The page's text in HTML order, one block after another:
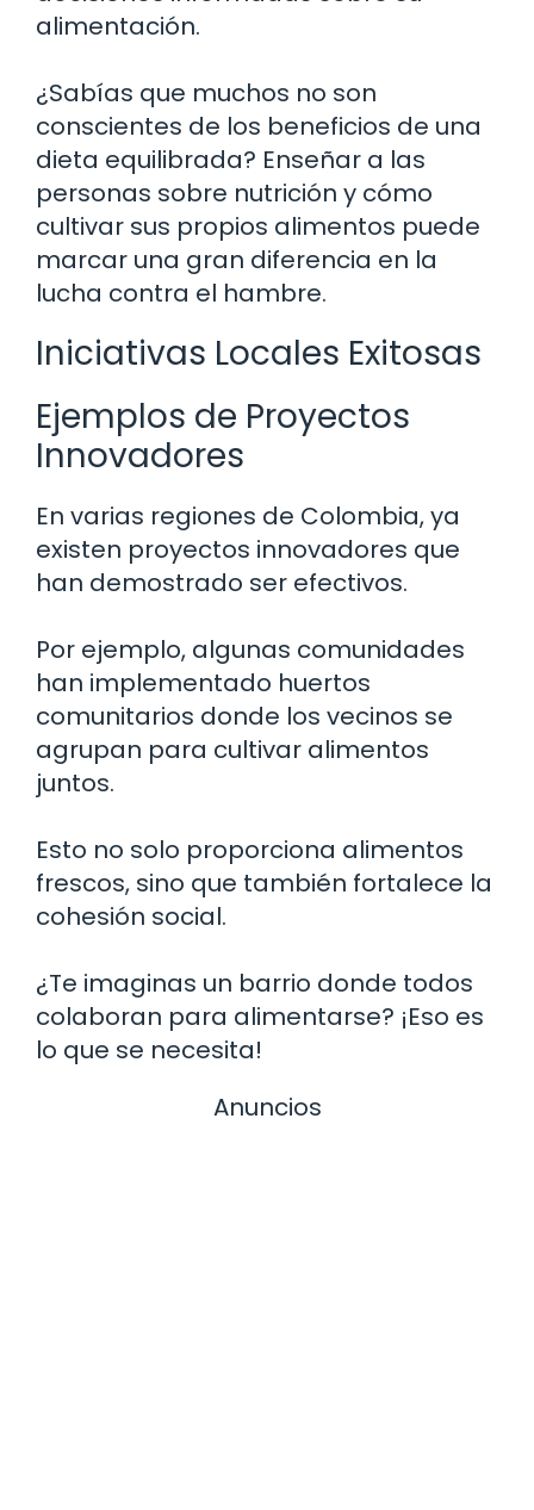
alimentación.
¿Sabías que muchos no son
conscientes de los beneficios de una
dieta equilibrada? Enseñar a las
personas sobre nutrición y cómo
cultivar sus propios alimentos puede
marcar una gran diferencia en la
lucha contra el hambre.
Iniciativas Locales Exitosas
Ejemplos de Proyectos
Innovadores
En varias regiones de Colombia, ya
existen proyectos innovadores que
han demostrado ser efectivos.
Por ejemplo, algunas comunidades
han implementado huertos
comunitarios donde los vecinos se
agrupan para cultivar alimentos
juntos.
Esto no solo proporciona alimentos
frescos, sino que también fortalece la
cohesión social.
¿Te imaginas un barrio donde todos
colaboran para alimentarse? ¡Eso es
lo que se necesita!
Anuncios